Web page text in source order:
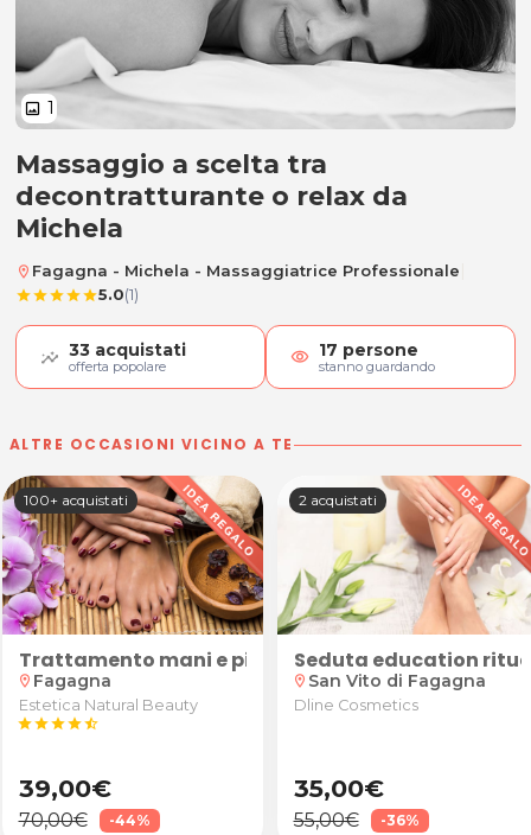
image 1
Trattamento decontratturante o
Massaggio a scelta tra
decontratturante o relax da
Michela
location_on Fagagna - Michela - Massaggiatrice Professionale
starstarstarstarstar5.0(1)
33 acquistati
offerta popolare visibility 17 persone
stanno guardando
ALTRE OCCASIONI VICINO A TE
o GAG
100+ acquistati
Trattamento mani e piedi "Luxury"
location_on Fagagna
Estetica Natural Beauty
starstarstarstarstar_half
39,00€
70,00€ -44%
2 acquistati
Seduta education
location_on San Vito di Fagagna
Dline Cosmetics
35,00€
55,00€ -36%